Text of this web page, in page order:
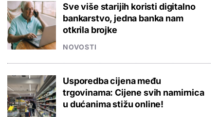
Sve više starijih koristi digitalno
bankarstvo, jedna banka nam
otkrila brojke
NOVOSTI
Usporedba cijena među
trgovinama: Cijene svih namirnica
u dućanima stižu online!